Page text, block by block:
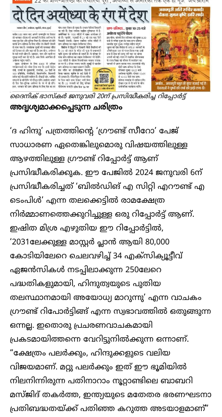
ദൈനിക് ഭാസ്‌കര്‍ ജനുവരി 20ന് പ്രസിദ്ധീകരിച്ച റിപ്പോര്‍ട്ട്
അദൃശ്യമാക്കപ്പെടുന്ന ചരിത്രം
‘ദ ഹിന്ദു’ പത്രത്തിന്റെ ‘ഗ്രൗണ്ട് സീറോ’ പേജ്
സാധാരണ ഏതെങ്കിലുമൊരു വിഷയത്തിലുള്ള
ആഴത്തിലുള്ള ഗ്രൗണ്ട് റിപ്പോര്‍ട്ട് ആണ്
പ്രസിദ്ധീകരിക്കുക. ഈ പേജില്‍ 2024 ജനുവരി 6ന്
പ്രസിദ്ധീകരിച്ചത് ‘ബില്‍ഡിങ് എ സിറ്റി എറൗണ്ട് എ
ടെംപിള്‍’ എന്ന തലക്കെട്ടില്‍ രാമക്ഷേത്ര
നിര്‍മ്മാണത്തെക്കുറിച്ചുള്ള ഒരു റിപ്പോര്‍ട്ട് ആണ്.
ഇഷിത മിശ്ര എഴുതിയ ഈ റിപ്പോര്‍ട്ടില്‍,
‘2031ലേക്കുള്ള മാസ്റ്റര്‍ പ്ലാന്‍ ആയി 80,000
കോടിയിലേറെ ചെലവഴിച്ച് 34 എക്‌സിക്യൂട്ടീവ്
ഏജന്‍സികള്‍ നടപ്പിലാക്കുന്ന 250ലേറെ
പദ്ധതികളുമായി, ഹിന്ദുത്വയുടെ പുതിയ
തലസ്ഥാനമായി അയോധ്യ മാറുന്നു’ എന്ന വാചകം
ഗ്രൗണ്ട് റിപോര്‍ട്ടിങ്ങ് എന്ന സ്വഭാവത്തില്‍ ഒതുങ്ങുന്ന
ഒന്നല്ല. ഇതൊരു പ്രചരണവാചകമായി
പ്രകടമായിത്തന്നെ വേറിട്ടുനില്‍ക്കുന്ന ഒന്നാണ്.
“ക്ഷേത്രം പലര്‍ക്കും, ഹിന്ദുക്കളുടെ വലിയ
വിജയമാണ്. മറ്റു പലര്‍ക്കും ഇത് ഈ ഭൂമിയില്‍
നിലനിന്നിരുന്ന പതിനാറാം നൂറ്റാണ്ടിലെ ബാബറി
മസ്ജിദ് തകര്‍ത്ത, ഇന്ത്യയുടെ മതേതര ഭരണഘടനാ
പ്രതിബദ്ധതയ്ക്ക് പതിഞ്ഞ കറുത്ത അടയാളമാണ്”